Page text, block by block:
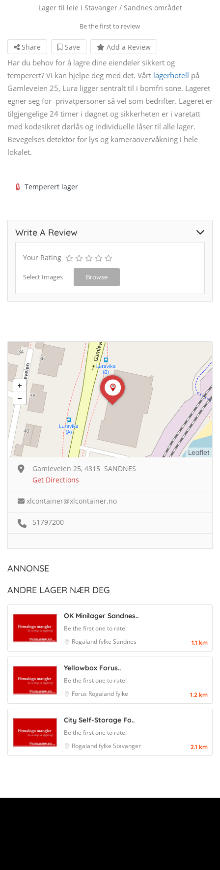
Lager til leie i Stavanger / Sandnes området
Be the first to review
Share Save Add a Review
Har du behov for å lagre dine eiendeler sikkert og
temperert? Vi kan hjelpe deg med det. Vårt lagerhotell på
Gamleveien 25, Lura ligger sentralt til i bomfri sone. Lageret
egner seg for privatpersoner så vel som bedrifter. Lageret er
tilgjengelige 24 timer i døgnet og sikkerheten er i varetatt
med kodesikret dørlås og individuelle låser til alle lager.
Bevegelses detektor for lys og kameraovervåkning i hele
lokalet.
Temperert lager
Write A Review
Your Rating
Select Images Browse
Leaflet
Gamleveien 25, 4315 SANDNES
Get Directions
xlcontainer@xlcontainer.no
51797200
ANNONSE
ANDRE LAGER NÆR DEG
OK Minilager Sandnes..
Be the first one to rate!
Rogaland fylke Sandnes 1.1 km
Yellowbox Forus..
Be the first one to rate!
Forus Rogaland fylke 1.2 km
City Self-Storage Fo..
Be the first one to rate!
Rogaland fylke Stavanger 2.1 km